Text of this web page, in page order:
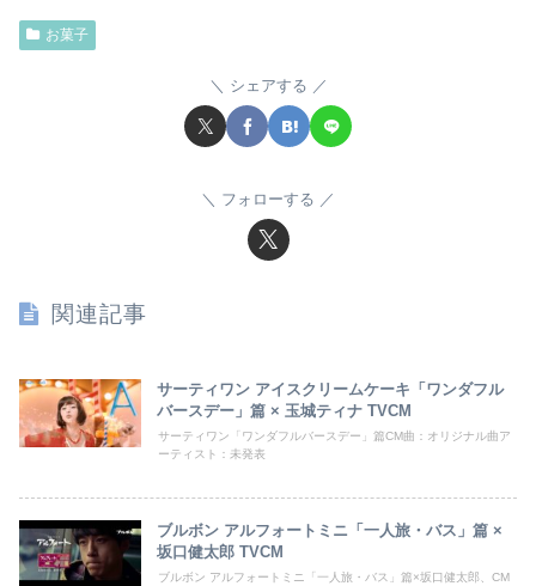
お菓子
シェアする
フォローする
関連記事
サーティワン アイスクリームケーキ「ワンダフル
バースデー」篇 × 玉城ティナ TVCM
サーティワン「ワンダフルバースデー」篇CM曲：オリジナル曲ア
ーティスト：未発表
ブルボン アルフォートミニ「一人旅・バス」篇 ×
坂口健太郎 TVCM
ブルボン アルフォートミニ「一人旅・バス」篇×坂口健太郎、CM